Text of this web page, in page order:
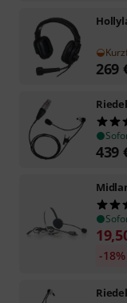
269
Riedel
439
-18%
Riedel